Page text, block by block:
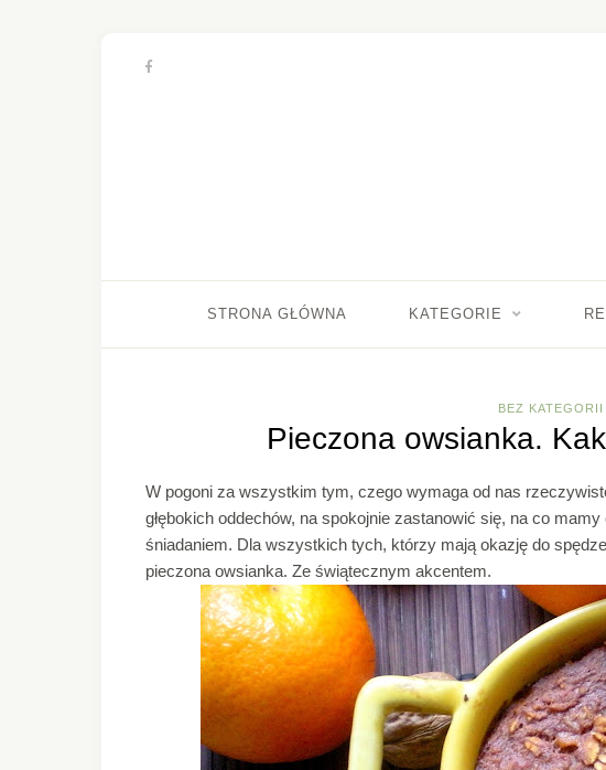
STRONA GŁÓWNA KATEGORIE
BEZ KATEGORII
Pieczona owsianka.
W pogoni za wszystkim tym, czego wymaga od nas
głębokich oddechów, na spokojnie zastanowić się, na co
śniadaniem. Dla wszystkich tych, którzy mają okazję do
pieczona owsianka. Ze świątecznym akcentem.